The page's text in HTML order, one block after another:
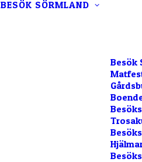
BESÖK SÖRMLAND
Besök